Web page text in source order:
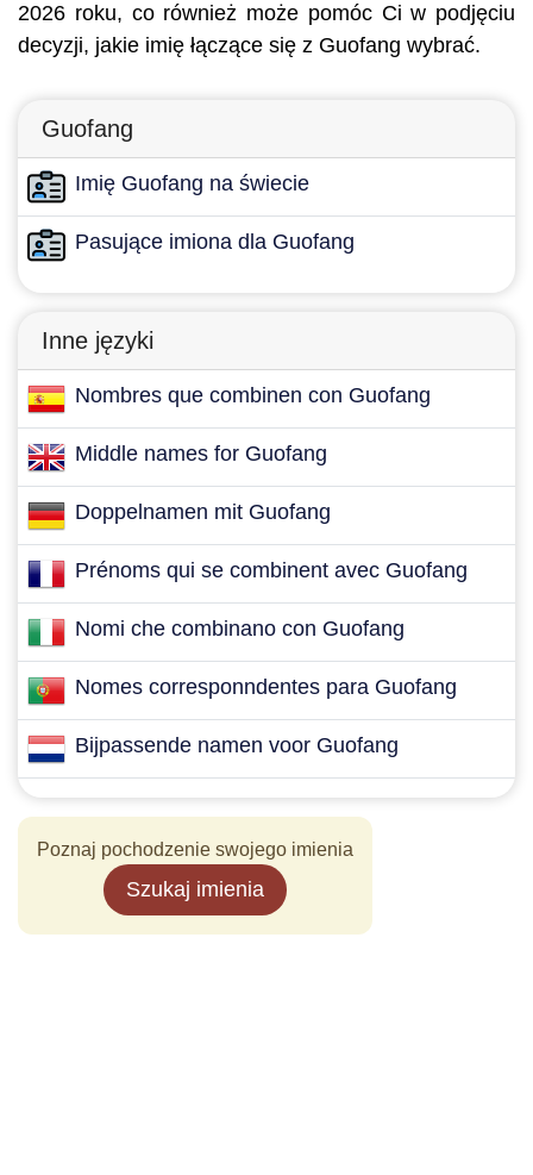
2026 roku, co również może pomóc Ci w podjęciu
decyzji, jakie imię łączące się z Guofang wybrać.
Guofang
Imię Guofang na świecie
Pasujące imiona dla Guofang
Inne języki
Nombres que combinen con Guofang
Middle names for Guofang
Doppelnamen mit Guofang
Prénoms qui se combinent avec Guofang
Nomi che combinano con Guofang
Nomes corresponndentes para Guofang
Bijpassende namen voor Guofang
Poznaj pochodzenie swojego imienia
Szukaj imienia